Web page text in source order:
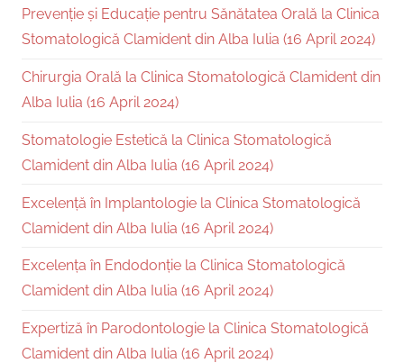
Prevenție și Educație pentru Sănătatea Orală la Clinica
Stomatologică Clamident din Alba Iulia (16 April 2024)
Chirurgia Orală la Clinica Stomatologică Clamident din
Alba Iulia (16 April 2024)
Stomatologie Estetică la Clinica Stomatologică
Clamident din Alba Iulia (16 April 2024)
Excelență în Implantologie la Clinica Stomatologică
Clamident din Alba Iulia (16 April 2024)
Excelența în Endodonție la Clinica Stomatologică
Clamident din Alba Iulia (16 April 2024)
Expertiză în Parodontologie la Clinica Stomatologică
Clamident din Alba Iulia (16 April 2024)